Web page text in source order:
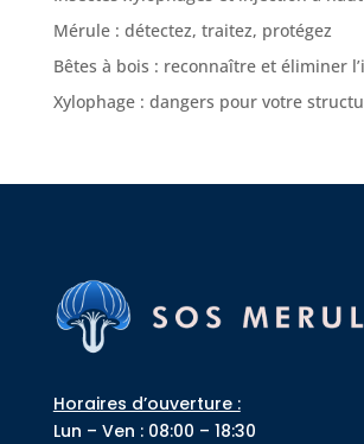
Mérule : détectez, traitez, protégez
Bêtes à bois : reconnaître et éliminer
Xylophage : dangers pour votre
Horaires d’ouverture :
Lun – Ven : 08:00 – 18:30